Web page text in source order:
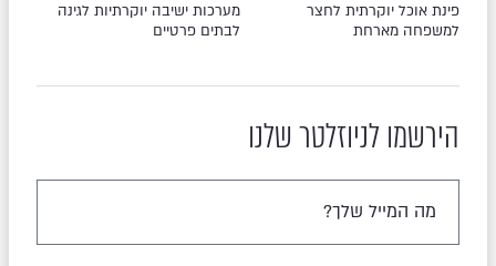
פינת אוכל יוקרתית לחצר
למשפחה מארחת
מערכות ישיבה יוקרתיות לגינה
לבתים פרטיים
הירשמו לניוזלטר שלנו